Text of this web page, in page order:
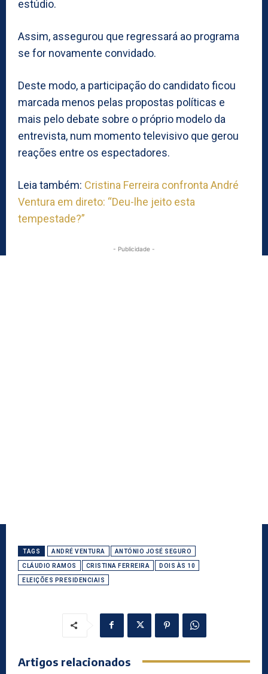
estúdio.
Assim, assegurou que regressará ao programa
se for novamente convidado.
Deste modo, a participação do candidato ficou
marcada menos pelas propostas políticas e
mais pelo debate sobre o próprio modelo da
entrevista, num momento televisivo que gerou
reações entre os espectadores.
Leia também: Cristina Ferreira confronta André
Ventura em direto: “Deu-lhe jeito esta
tempestade?”
- Publicidade -
TAGS ANDRÉ VENTURA ANTÓNIO JOSÉ SEGURO
CLÁUDIO RAMOS CRISTINA FERREIRA DOIS ÀS 10
ELEIÇÕES PRESIDENCIAIS
Artigos relacionados